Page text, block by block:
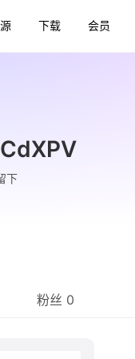
下载 会员
下
粉丝 0